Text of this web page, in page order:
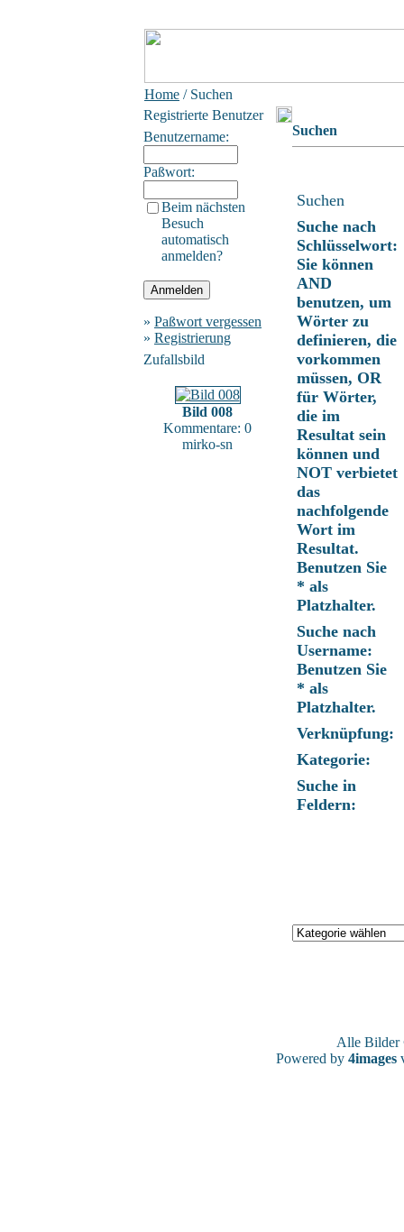
Home / Suchen
Registrierte Benutzer
Benutzername:
Paßwort:
Beim nächsten
Besuch
automatisch
anmelden?
» Paßwort vergessen
» Registrierung
Zufallsbild
Bild 008
Kommentare: 0
mirko-sn
Suchen
Suchen
Suche nach
Schlüsselwort:
Sie können
AND
benutzen, um
Wörter zu
definieren, die
vorkommen
müssen, OR
für Wörter,
die im
Resultat sein
können und
NOT verbietet
das
nachfolgende
Wort im
Resultat.
Benutzen Sie
* als
Platzhalter.
Suche nach
Username:
Benutzen Sie
* als
Platzhalter.
Verknüpfung:
Kategorie:
Suche in
Feldern:
Alle
Powered by 4images